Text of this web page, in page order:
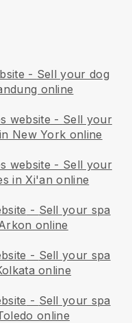
- Sell your dog
online
website - Sell your
New York online
website - Sell your
in Xi'an online
- Sell your spa
online
- Sell your spa
online
- Sell your spa
online